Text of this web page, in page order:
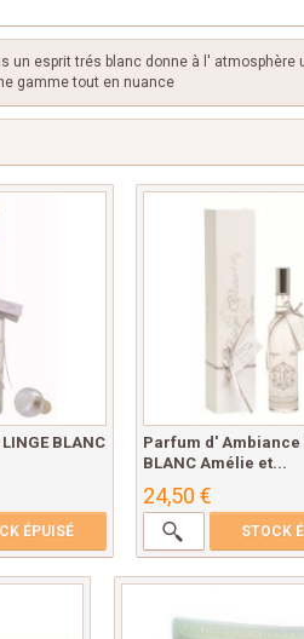
un esprit trés blanc donne à l' atmosphère
gamme tout en nuance
BLANC
ÉPUISÉ
Parfum d' Ambiance
BLANC Amélie et...
24,50 €
STOCK